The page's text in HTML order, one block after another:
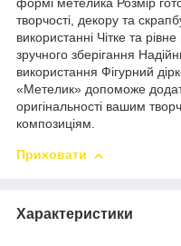
формі метелика Розмір
творчості, декору та
використанні Чітке та
зручного зберігання
використання Фігурний
«Метелик» допоможе
оригінальності вашим
композиціям.
Приховати
Характеристики